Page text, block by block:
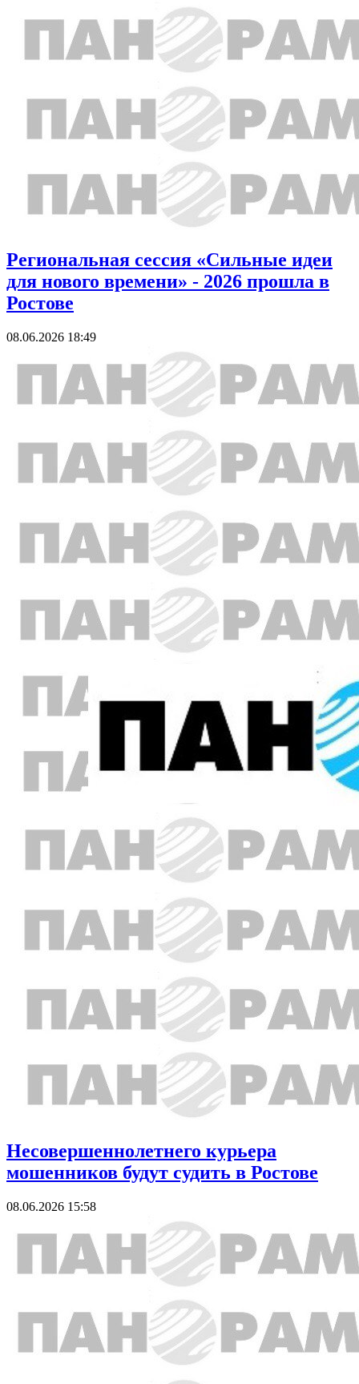
Региональная сессия «Сильные идеи
для нового времени» - 2026 прошла в
Ростове
08.06.2026 18:49
Несовершеннолетнего курьера
мошенников будут судить в Ростове
08.06.2026 15:58